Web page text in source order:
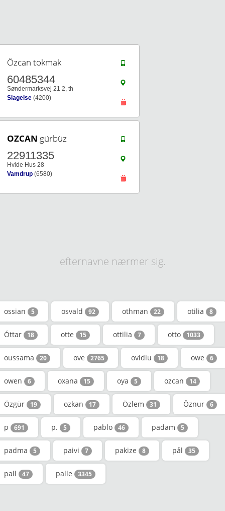
Özcan tokmak
60485344
Søndermarksvej 21 2, th
Slagelse (4200)
OZCAN gürbüz
22911335
Hvide Hus 28
Vamdrup (6580)
efternavne nærmer sig.
ossian 5 osvald 92 othman 22 otilia 8
Óttar 18 otte 15 ottilia 7 otto 1033
oussama 20 ove 2765 ovidiu 18 owe 6
owen 6 oxana 15 oya 5 ozcan 14
Özgür 19 ozkan 17 Özlem 31 Ôznur 6
p 691 p. 5 pablo 46 padam 5
padma 5 paivi 7 pakize 8 pål 35
pall 47 palle 3345